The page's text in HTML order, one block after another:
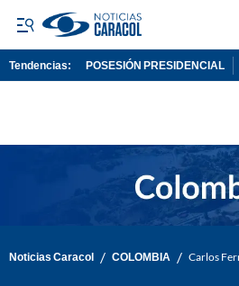
Tendencias: POSESIÓN PRESIDENCIAL
Noticias Caracol / COLOMBIA / Carlos